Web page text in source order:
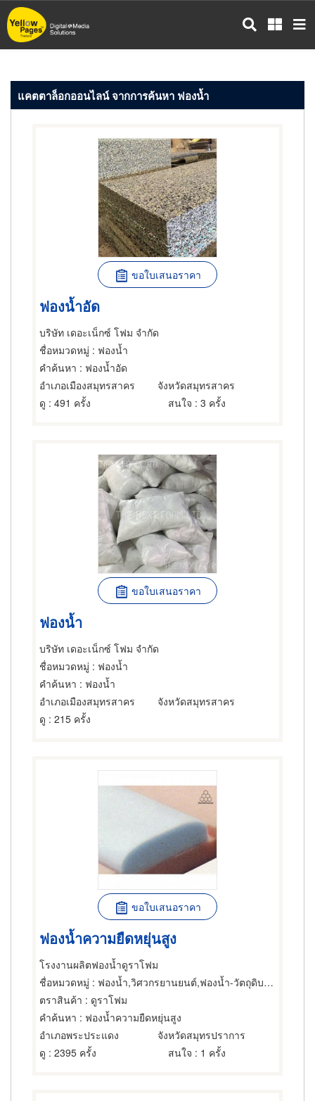
ข้าม
ไป
หลัก
แคตตาล็อกออนไลน์ จากการค้นหา ฟองน้ำ
ขอใบเสนอราคา
ฟองน้ำอัด
บริษัท เดอะเน็กซ์ โฟม จำกัด
ชื่อหมวดหมู่ : ฟองน้ำ
คำค้นหา : ฟองน้ำอัด
อำเภอเมืองสมุทรสาคร
จังหวัดสมุทรสาคร
ดู : 491 ครั้ง สนใจ : 3 ครั้ง
ขอใบเสนอราคา
ฟองน้ำ
บริษัท เดอะเน็กซ์ โฟม จำกัด
ชื่อหมวดหมู่ : ฟองน้ำ
คำค้นหา : ฟองน้ำ
อำเภอเมืองสมุทรสาคร
จังหวัดสมุทรสาคร
ดู : 215 ครั้ง
ขอใบเสนอราคา
ฟองน้ำความยืดหยุ่นสูง
โรงงานผลิตฟองน้ำดูราโฟม
ชื่อหมวดหมู่ : ฟองน้ำ,วิศวกรยานยนต์,ฟองน้ำ-วัตถุดิบสำหรับผลิต
ตราสินค้า : ดูราโฟม
คำค้นหา : ฟองน้ำความยืดหยุ่นสูง
อำเภอพระประแดง
จังหวัดสมุทรปราการ
ดู : 2395 ครั้ง สนใจ : 1 ครั้ง